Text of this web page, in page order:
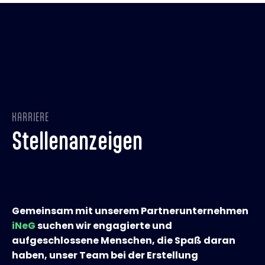
KARRIERE
Stellenanzeigen
Gemeinsam mit unserem Partnerunternehmen
iNeG suchen wir engagierte und
aufgeschlossene Menschen, die Spaß daran
haben, unser Team bei der Erstellung